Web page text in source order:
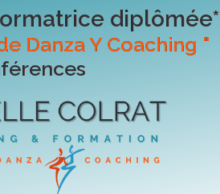
diplômée*
Danza Y Coaching "